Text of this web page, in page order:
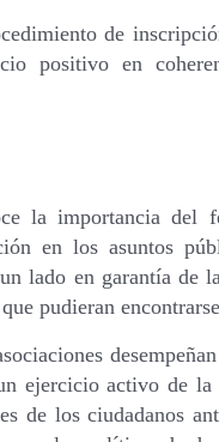
de
positivo en
la importancia del
en los asuntos
lado en garantía de
pudieran
ejercicio activo de la
de los ciudadanos